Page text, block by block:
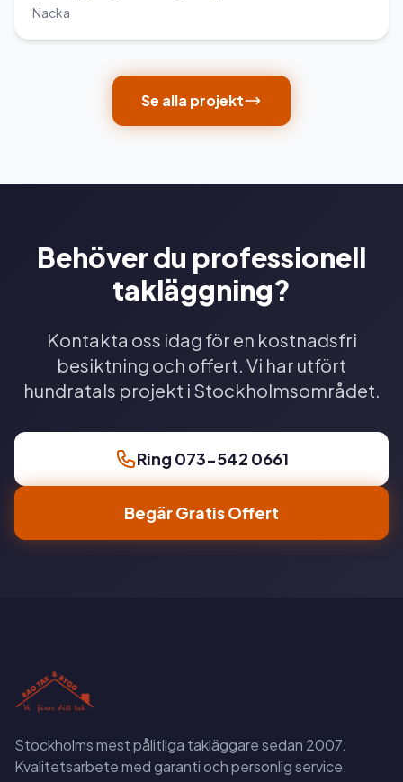
Nacka
Se alla projekt
Behöver du professionell
takläggning?
Kontakta oss idag för en kostnadsfri
besiktning och offert. Vi har utfört
hundratals projekt i Stockholmsområdet.
Ring 073-542 0661
Begär Gratis Offert
Stockholms mest pålitliga takläggare sedan 2007.
Kvalitetsarbete med garanti och personlig service.